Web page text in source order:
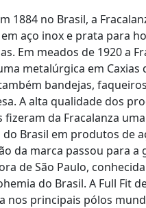
1884 no Brasil, a
aço inox e prata para
Em meados de 1920 a
metalúrgica em Caxias
bandejas,
A alta qualidade dos
fizeram da Fracalanza
Brasil em produtos de
da marca passou para a
de São Paulo,
do Brasil. A Full Fit
nos principais pólos